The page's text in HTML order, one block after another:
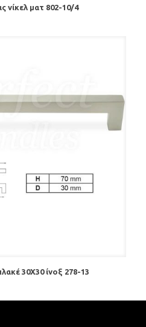
νίκελ ματ 802-10/4
30Χ30 ίνοξ 278-13